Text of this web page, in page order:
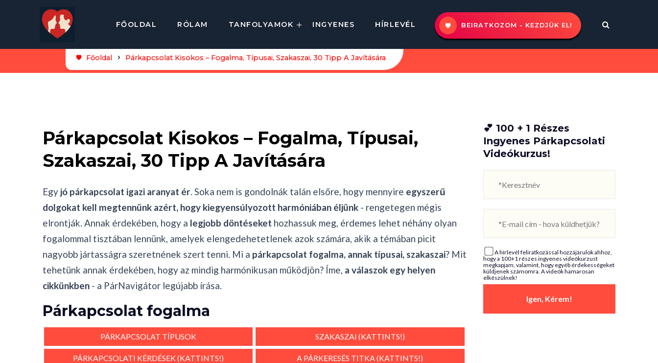
FŐOLDAL RÓLAM TANFOLYAMOK INGYENES HÍRLEVÉL BEIRATKOZOM - KEZDJÜK EL!
Főoldal Párkapcsolat Kisokos – Fogalma, Típusai, Szakaszai, 30 Tipp A Javítására
Párkapcsolat Kisokos – Fogalma, Típusai,
Szakaszai, 30 Tipp A Javítására
Egy jó párkapcsolat igazi aranyat ér. Soka nem is gondolnák talán elsőre, hogy mennyire egyszerű
dolgokat kell megtennünk azért, hogy kiegyensúlyozott harmóniában éljünk - rengetegen mégis
elrontják. Annak érdekében, hogy a legjobb döntéseket hozhassuk meg, érdemes lehet néhány olyan
fogalommal tisztában lennünk, amelyek elengedehetetlenek azok számára, akik a témában picit
nagyobb jártasságra szeretnének szert tenni. Mi a párkapcsolat fogalma, annak típusai, szakaszai? Mit
tehetünk annak érdekében, hogy az mindig harmónikusan működjön? Íme, a válaszok egy helyen
cikkünkben - a PárNavigátor legújabb írása.
Párkapcsolat fogalma
PÁRKAPCSOLAT TÍPUSOK SZAKASZAI (KATTINTS!)
PÁRKAPCSOLATI KÉRDÉSEK (KATTINTS!) A PÁRKERESÉS TITKA (KATTINTS!)
💕 100 + 1 Részes
Ingyenes Párkapcsolati
Videókurzus!
A hírlevél feliratkozással hozzájárulok ahhoz,
hogy a 100+1 részes ingyenes videókurzust
megkapjam, valamint, hogy egyéb érdekességeket
küldjenek számomra. A videók hamarosan
elkészülnek!
Igen, Kérem!